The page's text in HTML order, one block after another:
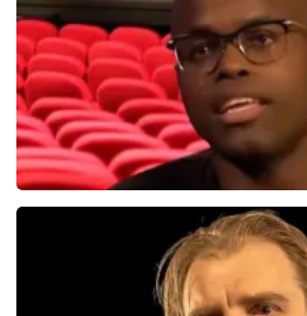
BEKIJKEN
Jandino Asporaat
499+reviews
BEKIJKEN